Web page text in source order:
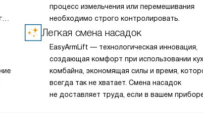
процесс измельчения или перемешивания
необходимо строго контролировать.
Легкая смена насадок
EasyArmLift — технологическая инновация,
создающая комфорт при использовании
комбайна, экономящая силы и время,
всегда так не хватает. Смена насадок
не доставляет труда, если в вашем